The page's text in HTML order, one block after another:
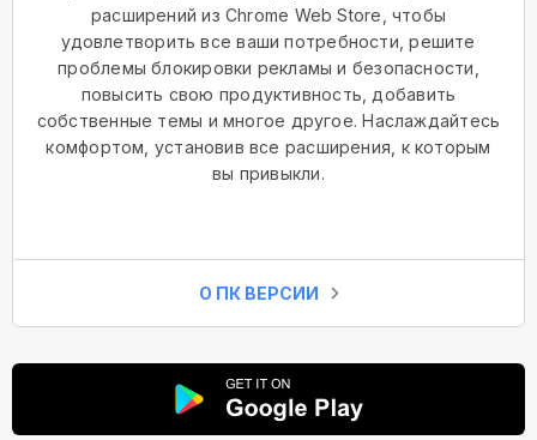
расширений из Chrome Web Store, чтобы
удовлетворить все ваши потребности, решите
проблемы блокировки рекламы и безопасности,
повысить свою продуктивность, добавить
собственные темы и многое другое. Наслаждайтесь
комфортом, установив все расширения, к которым
вы привыкли.
О ПК ВЕРСИИ